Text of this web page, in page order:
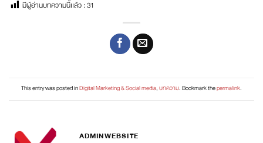
มีผู้อ่านบทความนี้เเล้ว :31
This entry was posted inDigital Marketing & Social media,บทความ. Bookmark thepermalink.
ADMINWEBSITE